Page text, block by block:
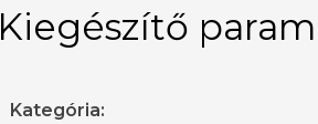
Kiegészítő
Kategória: